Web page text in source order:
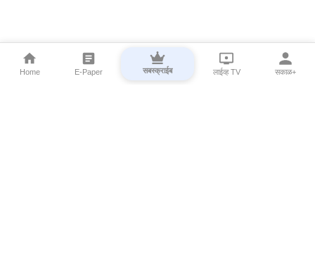
Home E-Paper सबस्क्राईब लाईव्ह TV सकाळ+